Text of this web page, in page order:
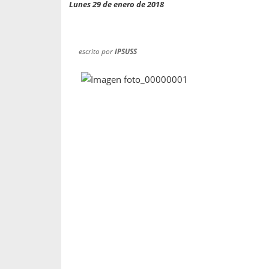
Lunes 29 de enero de 2018
escrito porIPSUSS
entregados por la